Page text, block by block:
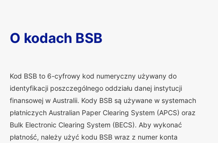
O kodach BSB
Kod BSB to 6-cyfrowy kod numeryczny używany do
identyfikacji poszczególnego oddziału danej instytucji
finansowej w Australii. Kody BSB są używane w systemach
płatniczych Australian Paper Clearing System (APCS) oraz
Bulk Electronic Clearing System (BECS). Aby wykonać
płatność, należy użyć kodu BSB wraz z numer konta